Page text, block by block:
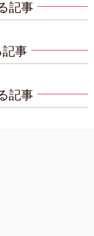
記事
記事
記事